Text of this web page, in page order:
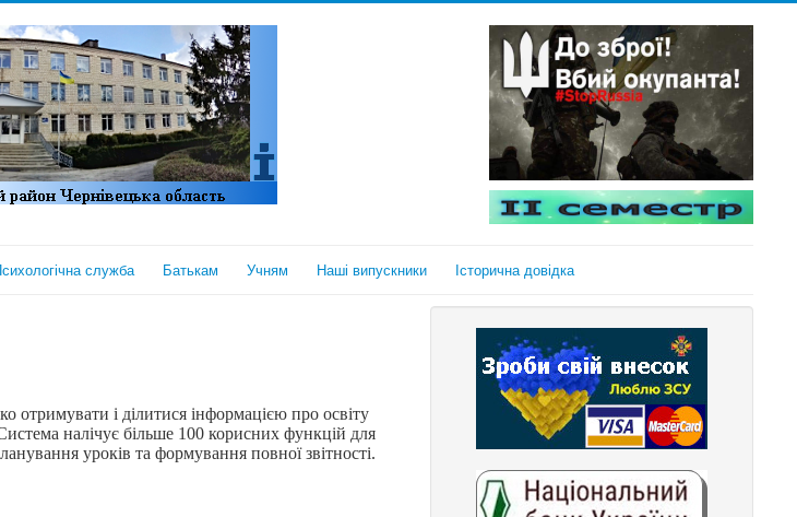
служба Батькам Учням Наші випускники Історична довідка
отримувати і ділитися інформацією про освіту
налічує більше 100 корисних функцій для
уроків та формування повної звітності.